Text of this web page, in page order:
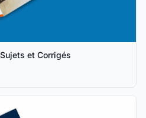
et Corrigés